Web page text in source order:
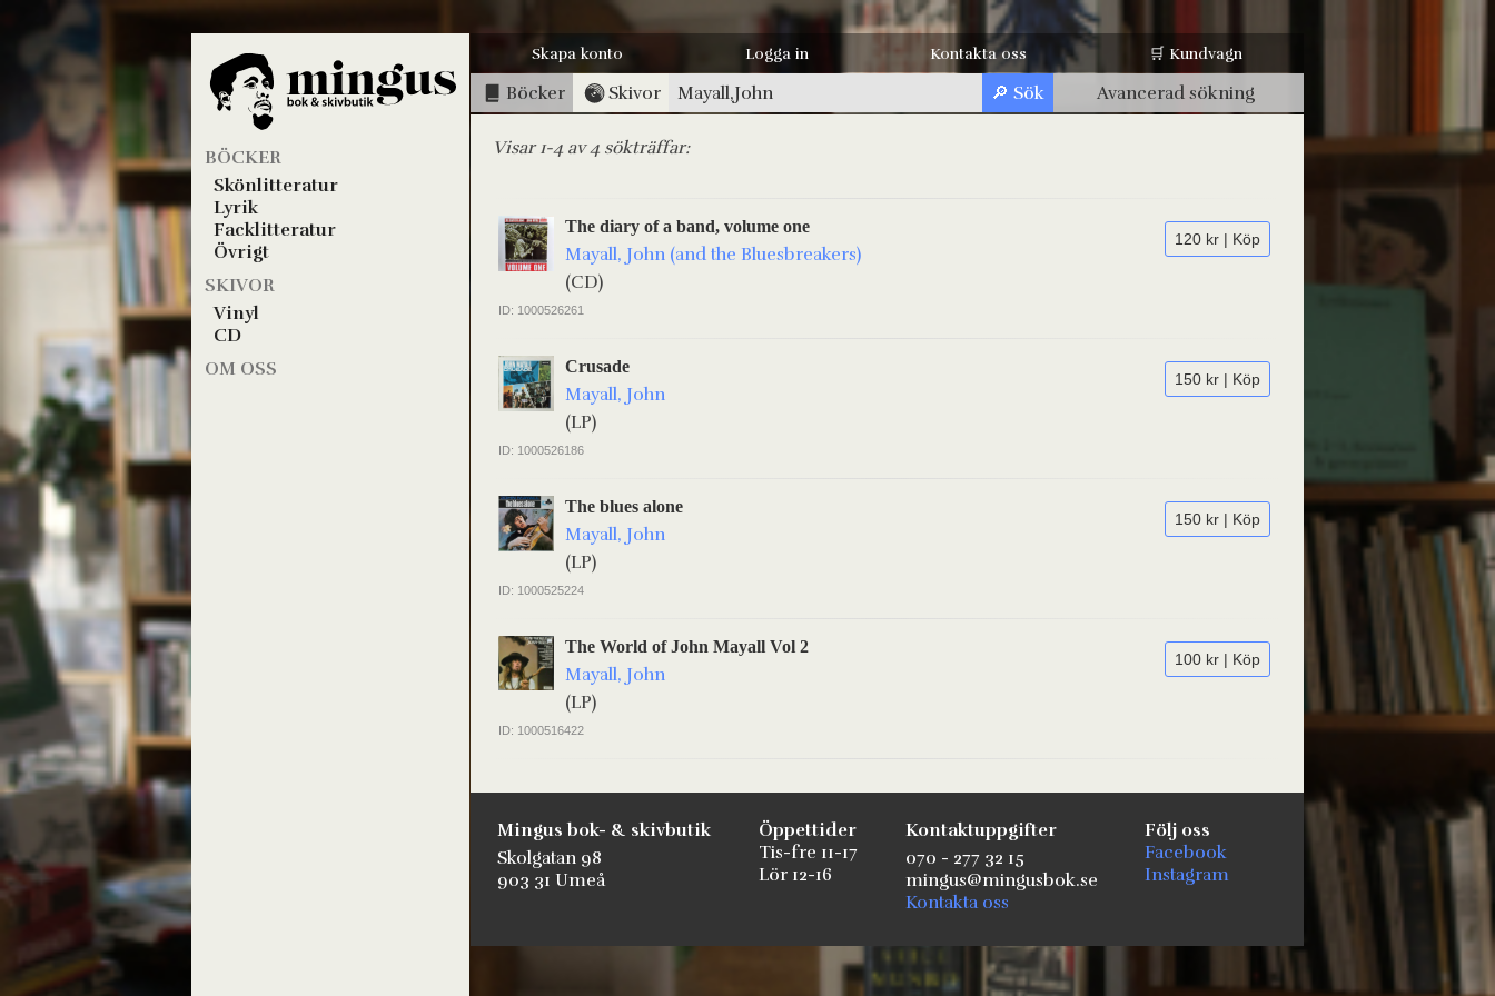
BÖCKER
Skönlitteratur
Lyrik
Facklitteratur
Övrigt
SKIVOR
Vinyl
CD
OM OSS
Skapa konto Logga in Kontakta oss 🛒 Kundvagn
Böcker Skivor Avancerad sökning
Visar 1-4 av 4 sökträffar:
120 kr | Köp
The diary of a band, volume one
Mayall, John (and the Bluesbreakers)
(CD)
ID: 1000526261
150 kr | Köp
Crusade
Mayall, John
(LP)
ID: 1000526186
150 kr | Köp
The blues alone
Mayall, John
(LP)
ID: 1000525224
100 kr | Köp
The World of John Mayall Vol 2
Mayall, John
(LP)
ID: 1000516422
Mingus bok- & skivbutik
Skolgatan 98
903 31 Umeå
Öppettider
Tis-fre 11-17
Lör 12-16
Kontaktuppgifter
070 - 277 32 15
mingus@mingusbok.se
Kontakta oss
Följ oss
Facebook
Instagram